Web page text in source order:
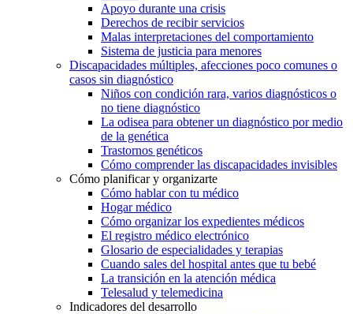
Apoyo durante una crisis
Derechos de recibir servicios
Malas interpretaciones del comportamiento
Sistema de justicia para menores
Discapacidades múltiples, afecciones poco comunes o
casos sin diagnóstico
Niños con condición rara, varios diagnósticos o
no tiene diagnóstico
La odisea para obtener un diagnóstico por medio
de la genética
Trastornos genéticos
Cómo comprender las discapacidades invisibles
Cómo planificar y organizarte
Cómo hablar con tu médico
Hogar médico
Cómo organizar los expedientes médicos
El registro médico electrónico
Glosario de especialidades y terapias
Cuando sales del hospital antes que tu bebé
La transición en la atención médica
Telesalud y telemedicina
Indicadores del desarrollo